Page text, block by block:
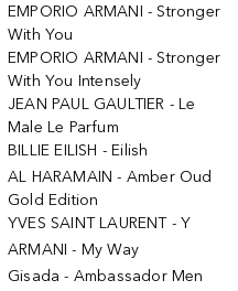
EMPORIO ARMANI - Stronger
With You
EMPORIO ARMANI - Stronger
With You Intensely
JEAN PAUL GAULTIER - Le
Male Le Parfum
BILLIE EILISH - Eilish
AL HARAMAIN - Amber Oud
Gold Edition
YVES SAINT LAURENT - Y
ARMANI - My Way
Gisada - Ambassador Men